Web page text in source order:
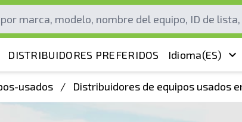
DISTRIBUIDORES PREFERIDOS Idioma(ES)
usados / Distribuidores de equipos usados